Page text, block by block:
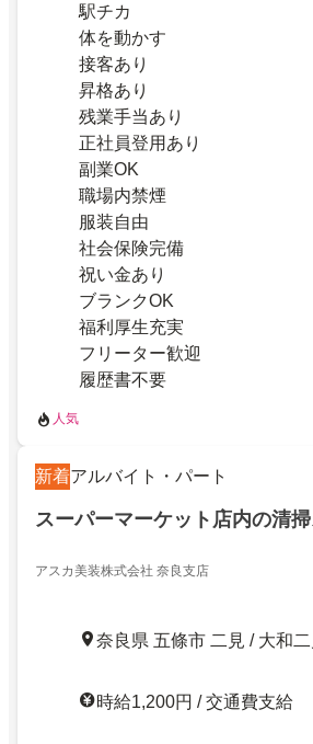
駅チカ
体を動かす
接客あり
昇格あり
残業手当あり
正社員登用あり
副業OK
職場内禁煙
服装自由
社会保険完備
祝い金あり
ブランクOK
福利厚生充実
フリーター歓迎
履歴書不要
人気
新着アルバイト・パート
スーパーマーケット店内の清
アスカ美装株式会社 奈良支店
奈良県 五條市 二見 / 大和
時給1,200円 / 交通費支給